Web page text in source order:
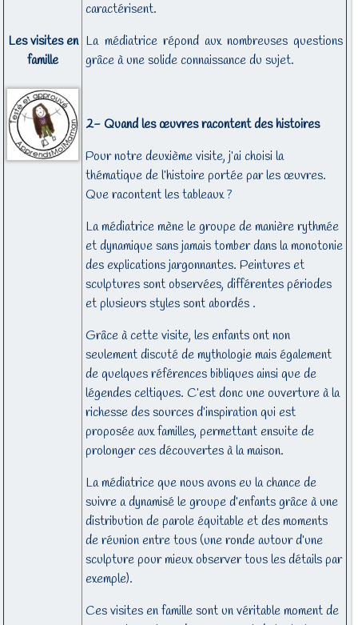
Les visites en
famille
caractérisent.
La médiatrice répond aux nombreuses questions
grâce à une solide connaissance du sujet.
2- Quand les œuvres racontent des histoires
Pour notre deuxième visite, j’ai choisi la
thématique de l’histoire portée par les œuvres.
Que racontent les tableaux ?
La médiatrice mène le groupe de manière rythmée
et dynamique sans jamais tomber dans la monotonie
des explications jargonnantes. Peintures et
sculptures sont observées, différentes périodes
et plusieurs styles sont abordés .
Grâce à cette visite, les enfants ont non
seulement discuté de mythologie mais également
de quelques références bibliques ainsi que de
légendes celtiques. C’est donc une ouverture à la
richesse des sources d’inspiration qui est
proposée aux familles, permettant ensuite de
prolonger ces découvertes à la maison.
La médiatrice que nous avons eu la chance de
suivre a dynamisé le groupe d’enfants grâce à une
distribution de parole équitable et des moments
de réunion entre tous (une ronde autour d’une
sculpture pour mieux observer tous les détails par
exemple).
Ces visites en famille sont un véritable moment de